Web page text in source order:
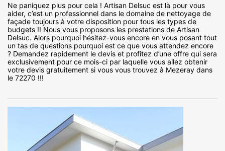
Ne paniquez plus pour cela ! Artisan Delsuc est là pour vous
aider, c’est un professionnel dans le domaine de nettoyage de
façade toujours à votre disposition pour tous les types de
budgets !! Nous vous proposons les prestations de Artisan
Delsuc. Alors pourquoi hésitez-vous encore en vous posant tout
un tas de questions pourquoi est ce que vous attendez encore
? Demandez rapidement le devis et profitez d’une offre qui sera
exclusivement pour ce mois-ci par laquelle vous allez obtenir
votre devis gratuitement si vous vous trouvez à Mezeray dans
le 72270 !!!